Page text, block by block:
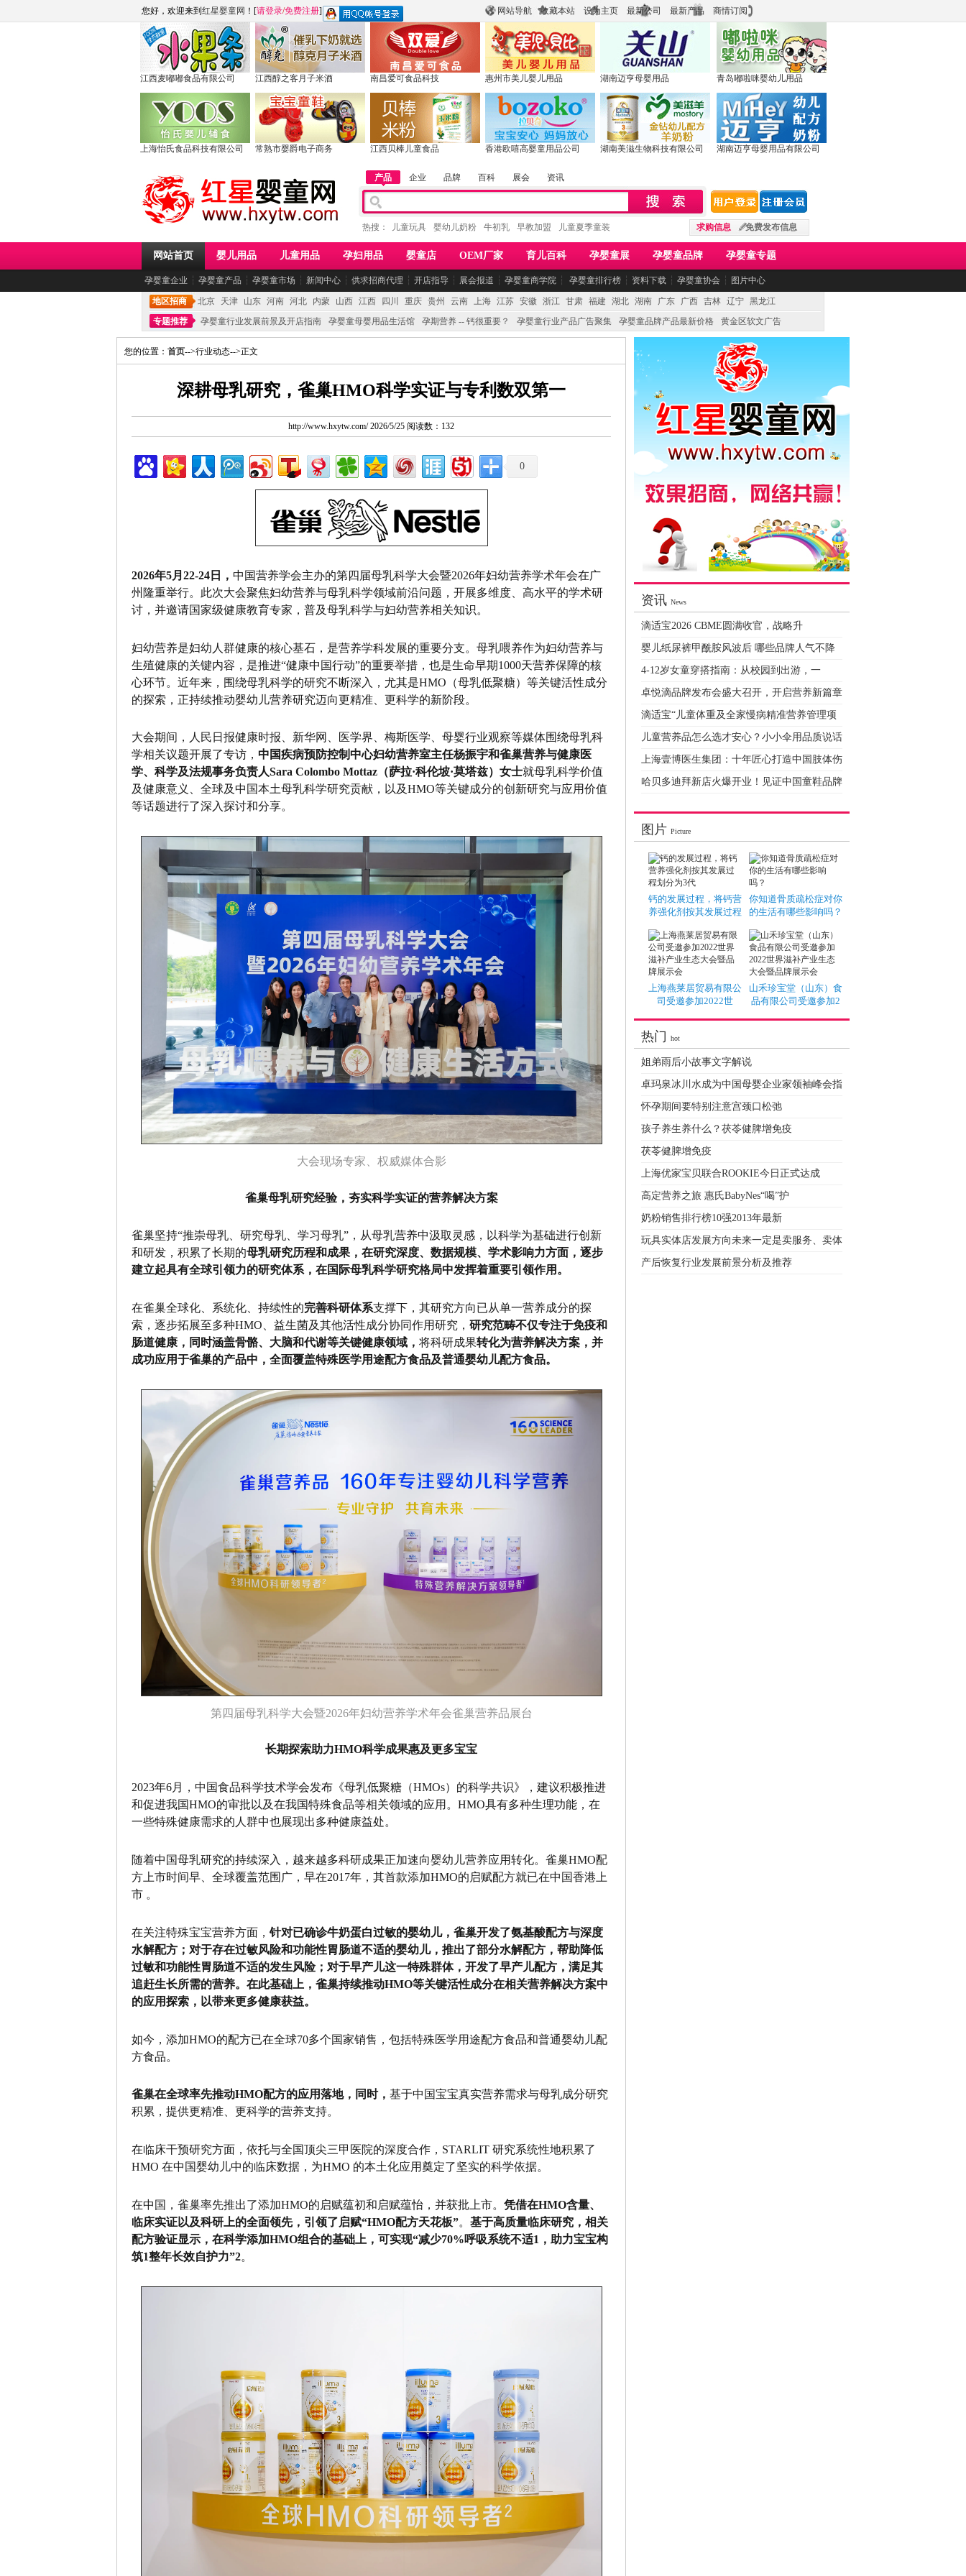
网站导航 收藏本站 设为主页 最新公司 最新产品 商情订阅
您好，欢迎来到 红星婴童网 ！[请登录/免费注册]
江西麦嘟嘟食品有限公司 江西醇之客月子米酒 南昌爱可食品科技 惠州市美儿婴儿用品 湖南迈亨母婴用品 青岛嘟啦咪婴幼儿用品
上海怡氏食品科技有限公司 常熟市婴爵电子商务 江西贝棒儿童食品 香港欧嘻高婴童用品公司 湖南美滋生物科技有限公司 湖南迈亨母婴用品有限公司
产品 企业 品牌 百科 展会 资讯
求购信息 免费发布信息
热搜： 儿童玩具 婴幼儿奶粉 牛初乳 早教加盟 儿童夏季童装
网站首页 婴儿用品 儿童用品 孕妇用品 婴童店 OEM厂家 育儿百科 孕婴童展 孕婴童品牌 孕婴童专题
孕婴童企业 ┆ 孕婴童产品 ┆ 孕婴童市场 ┆ 新闻中心 ┆ 供求招商代理 ┆ 开店指导 ┆ 展会报道 ┆ 孕婴童商学院 ┆ 孕婴童排行榜 ┆ 资料下载 ┆ 孕婴童协会 ┆ 图片中心
地区招商 北京 天津 山东 河南 河北 内蒙 山西 江西 四川 重庆 贵州 云南 上海 江苏 安徽 浙江 甘肃 福建 湖北 湖南 广东 广西 吉林 辽宁 黑龙江
专题推荐
孕婴童行业发展前景及开店指南 孕婴童母婴用品生活馆 孕期营养 -- 钙很重要？ 孕婴童行业产品广告聚集 孕婴童品牌产品最新价格 黄金区软文广告
您的位置： 首页-->行业动态-->正文
深耕母乳研究，雀巢HMO科学实证与专利数双第一
http://www.hxytw.com/ 2026/5/25 阅读数：132
0
2026年5月22-24日， 中国营养学会主办的第四届母乳科学大会暨2026年妇幼营养学术年会在广
州隆重举行。此次大会聚焦妇幼营养与母乳科学领域前沿问题，开展多维度、高水平的学术研
讨，并邀请国家级健康教育专家，普及母乳科学与妇幼营养相关知识。
妇幼营养是妇幼人群健康的核心基石，是营养学科发展的重要分支。母乳喂养作为妇幼营养与
生殖健康的关键内容，是推进“健康中国行动”的重要举措，也是生命早期1000天营养保障的核
心环节。近年来，围绕母乳科学的研究不断深入，尤其是HMO（母乳低聚糖）等关键活性成分
的探索，正持续推动婴幼儿营养研究迈向更精准、更科学的新阶段。
大会期间，人民日报健康时报、新华网、医学界、梅斯医学、母婴行业观察等媒体围绕母乳科
学相关议题开展了专访， 中国疾病预防控制中心妇幼营养室主任杨振宇和雀巢营养与健康医
学、科学及法规事务负责人Sara Colombo Mottaz（萨拉·科伦坡·莫塔兹）女士就母乳科学价值
及健康意义、全球及中国本土母乳科学研究贡献，以及HMO等关键成分的创新研究与应用价值
等话题进行了深入探讨和分享。
大会现场专家、权威媒体合影
雀巢母乳研究经验，夯实科学实证的营养解决方案
雀巢坚持“推崇母乳、研究母乳、学习母乳”，从母乳营养中汲取灵感，以科学为基础进行创新
和研发，积累了长期的母乳研究历程和成果，在研究深度、数据规模、学术影响力方面，逐步
建立起具有全球引领力的研究体系，在国际母乳科学研究格局中发挥着重要引领作用。
在雀巢全球化、系统化、持续性的完善科研体系支撑下，其研究方向已从单一营养成分的探
索，逐步拓展至多种HMO、益生菌及其他活性成分协同作用研究， 研究范畴不仅专注于免疫和
肠道健康，同时涵盖骨骼、大脑和代谢等关键健康领域， 将科研成果转化为营养解决方案，并
成功应用于雀巢的产品中，全面覆盖特殊医学用途配方食品及普通婴幼儿配方食品。
第四届母乳科学大会暨2026年妇幼营养学术年会雀巢营养品展台
长期探索助力HMO科学成果惠及更多宝宝
2023年6月，中国食品科学技术学会发布《母乳低聚糖（HMOs）的科学共识》，建议积极推进
和促进我国HMO的审批以及在我国特殊食品等相关领域的应用。HMO具有多种生理功能，在
一些特殊健康需求的人群中也展现出多种健康益处。
随着中国母乳研究的持续深入，越来越多科研成果正加速向婴幼儿营养应用转化。雀巢HMO配
方上市时间早、全球覆盖范围广，早在2017年，其首款添加HMO的启赋配方就已在中国香港上
市 。
在关注特殊宝宝营养方面，针对已确诊牛奶蛋白过敏的婴幼儿，雀巢开发了氨基酸配方与深度
水解配方；对于存在过敏风险和功能性胃肠道不适的婴幼儿，推出了部分水解配方，帮助降低
过敏和功能性胃肠道不适的发生风险；对于早产儿这一特殊群体，开发了早产儿配方，满足其
追赶生长所需的营养。在此基础上，雀巢持续推动HMO等关键活性成分在相关营养解决方案中
的应用探索，以带来更多健康获益。
如今，添加HMO的配方已在全球70多个国家销售，包括特殊医学用途配方食品和普通婴幼儿配
方食品。
雀巢在全球率先推动HMO配方的应用落地，同时， 基于中国宝宝真实营养需求与母乳成分研究
积累，提供更精准、更科学的营养支持。
在临床干预研究方面，依托与全国顶尖三甲医院的深度合作，STARLIT 研究系统性地积累了
HMO 在中国婴幼儿中的临床数据，为HMO 的本土化应用奠定了坚实的科学依据。
在中国，雀巢率先推出了添加HMO的启赋蕴初和启赋蕴怡，并获批上市。 凭借在HMO含量、
临床实证以及科研上的全面领先，引领了启赋“HMO配方天花板”。 基于高质量临床研究，相关
配方验证显示，在科学添加HMO组合的基础上，可实现“减少70%呼吸系统不适1，助力宝宝构
筑1整年长效自护力”2。
资讯 News
滴适宝2026 CBME圆满收官，战略升
婴儿纸尿裤甲酰胺风波后 哪些品牌人气不降
4-12岁女童穿搭指南：从校园到出游，一
卓悦滴品牌发布会盛大召开，开启营养新篇章
滴适宝“儿童体重及全家慢病精准营养管理项
儿童营养品怎么选才安心？小小伞用品质说话
上海壹博医生集团：十年匠心打造中国肢体伤
哈贝多迪拜新店火爆开业！见证中国童鞋品牌
图片 Picture
钙的发展过程，将钙营
养强化剂按其发展过程
你知道骨质疏松症对你
的生活有哪些影响吗？
上海燕莱居贸易有限公
司受邀参加2022世
山禾珍宝堂（山东）食
品有限公司受邀参加2
热门 hot
姐弟雨后小故事文字解说
卓玛泉冰川水成为中国母婴企业家领袖峰会指
怀孕期间要特别注意宫颈口松弛
孩子养生养什么？茯苓健脾增免疫
茯苓健脾增免疫
上海优家宝贝联合ROOKIE今日正式达成
高定营养之旅 惠氏BabyNes“喝”护
奶粉销售排行榜10强2013年最新
玩具实体店发展方向未来一定是卖服务、卖体
产后恢复行业发展前景分析及推荐